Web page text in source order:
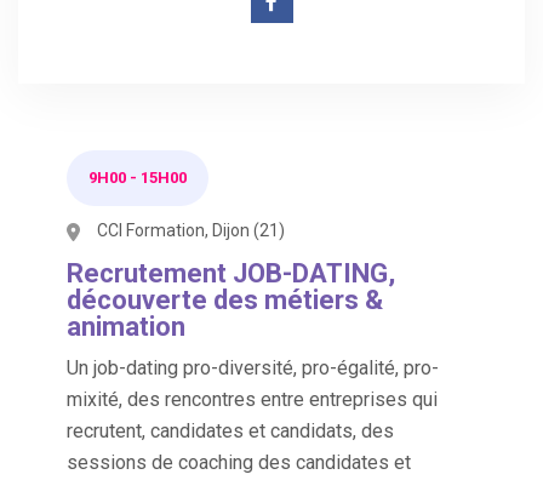
9H00 - 15H00
CCI Formation, Dijon (21)
Recrutement JOB-DATING,
découverte des métiers &
animation
Un job-dating pro-diversité, pro-égalité, pro-
mixité, des rencontres entre entreprises qui
recrutent, candidates et candidats, des
sessions de coaching des candidates et